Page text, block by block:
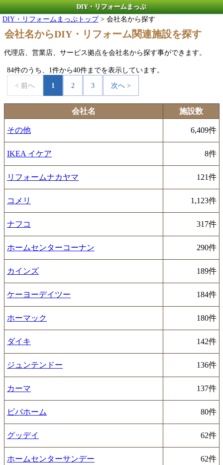
DIY・リフォームまっぷ
DIY・リフォームまっぷトップ> 会社名から探す
会社名からDIY・リフォーム関連施設を探す
代理店、営業店、サービス拠点を会社名から探す事ができます。
84件のうち、1件から40件までを表示しています。
< 前へ
1 2 3 次へ >
会社名 施設数
その他 6,409件
IKEA イケア 8件
リフォームナカヤマ 121件
コメリ 1,123件
ナフコ 317件
ホームセンターコーナン 290件
カインズ 189件
ケーヨーデイツー 184件
ホーマック 180件
ダイキ 142件
ジュンテンドー 136件
カーマ 137件
ビバホーム 80件
グッデイ 62件
ホームセンターサンデー 62件